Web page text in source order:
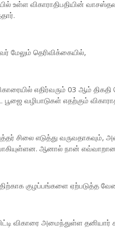
உள்ள விகாராதிபதியின்
மேலும் தெரிவிக்கையில்,
எதிர்வரும் 03 ஆம்
பூஜை வழிபாடுகள் எதற்கும்
சிலை எடுத்து
ஆனால் நான் எவ்வாறான
குழப்பங்களை ஏற்படுத்த
விகாரை அமைந்துள்ள